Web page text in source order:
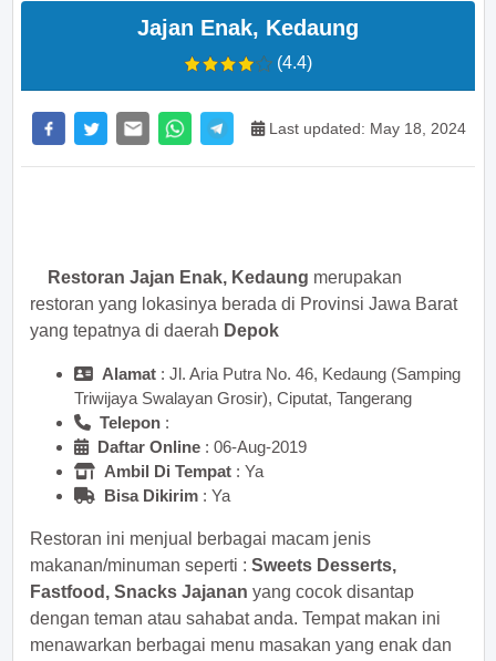
Jajan Enak, Kedaung
(4.4)
Last updated: May 18, 2024
Restoran Jajan Enak, Kedaung merupakan
restoran yang lokasinya berada di Provinsi Jawa Barat
yang tepatnya di daerah Depok
Alamat : Jl. Aria Putra No. 46, Kedaung (Samping
Triwijaya Swalayan Grosir), Ciputat, Tangerang
Telepon :
Daftar Online : 06-Aug-2019
Ambil Di Tempat : Ya
Bisa Dikirim : Ya
Restoran ini menjual berbagai macam jenis
makanan/minuman seperti : Sweets Desserts,
Fastfood, Snacks Jajanan yang cocok disantap
dengan teman atau sahabat anda. Tempat makan ini
menawarkan berbagai menu masakan yang enak dan